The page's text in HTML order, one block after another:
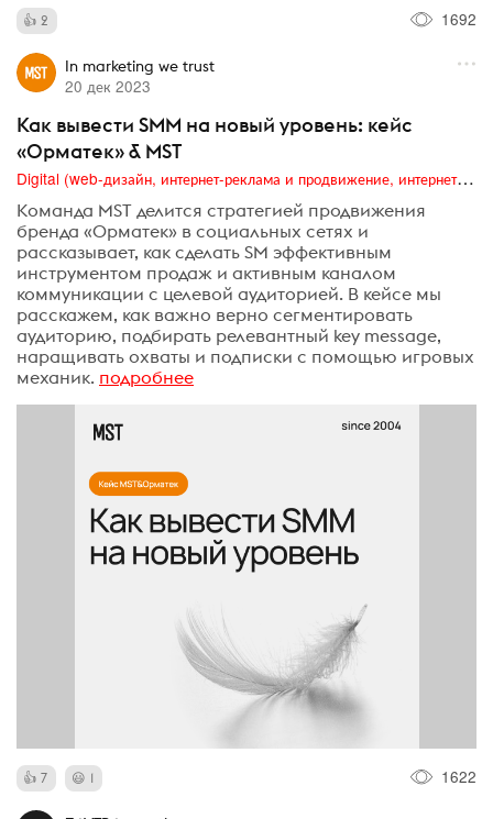
2 1692
In marketing we trust
20 дек 2023
Как вывести SMM на новый уровень: кейс
«Орматек» & MST
Digital (web-дизайн, интернет-реклама и продвижение, интернет-сообщества и блоги, интернет-коммуникации, мобильный маркетинг, реклама на цифровых экранах)
Команда MST делится стратегией продвижения
бренда «Орматек» в социальных сетях и
рассказывает, как сделать SM эффективным
инструментом продаж и активным каналом
коммуникации с целевой аудиторией. В кейсе мы
расскажем, как важно верно сегментировать
аудиторию, подбирать релевантный key message,
наращивать охваты и подписки с помощью игровых
механик. подробнее
7 1 1622